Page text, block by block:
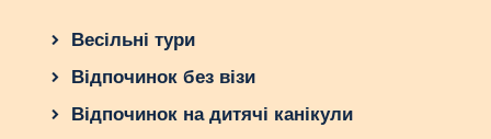
Весільні тури
Відпочинок без візи
Відпочинок на дитячі канікули